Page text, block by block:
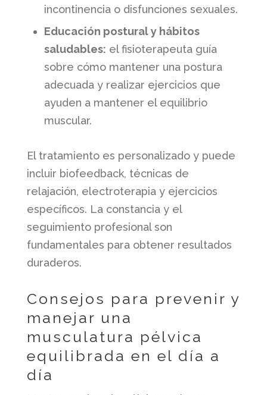
incontinencia o disfunciones sexuales.
Educación postural y hábitos
saludables: el fisioterapeuta guía
sobre cómo mantener una postura
adecuada y realizar ejercicios que
ayuden a mantener el equilibrio
muscular.
El tratamiento es personalizado y puede
incluir biofeedback, técnicas de
relajación, electroterapia y ejercicios
específicos. La constancia y el
seguimiento profesional son
fundamentales para obtener resultados
duraderos.
Consejos para prevenir y
manejar una
musculatura pélvica
equilibrada en el día a
día